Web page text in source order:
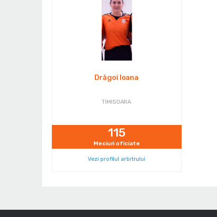
Drăgoi Ioana
TIMISOARA
115
Meciuri oficiate
Vezi profilul arbitrului